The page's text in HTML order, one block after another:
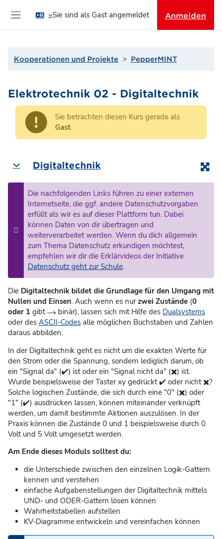
Sie sind als Gast angemeldet Anmelden
Kooperationen und Projekte PepperMINT
Elektrotechnik 02 - Digitaltechnik
Sie betrachten diesen Kurs gerade als
Gast.
Abschnittsübersicht
EinklappenDigitaltechnik
Die nachfolgenden Links führen zu einer externen
Internetseite, die ggf. andere Datenschutzvorgaben
erfüllt als wir es auf dieser Plattform tun. Dabei
können Daten von dir übertragen und
weiterverarbeitet werden. Wenn du dich allgemein
zum Thema Datenschutz erkundigen möchtest,
empfehlen wir dir die Erklärvideos der Initiative
Datenschutz geht zur Schule.
Die Digitaltechnik bildet die Grundlage für den Umgang mit
Nullen und Einsen. Auch wenn es nurzwei Zustände (0
oder 1 gibt binär), lassen sich mit Hilfe des Dualsystems
oder des ASCII-Codes alle möglichen Buchstaben und Zahlen
daraus abbilden.
In der Digitaltechnik geht es nicht um die exakten Werte für
den Strom oder die Spannung, sondern lediglich darum, ob
ein "Signal da" (✔️) ist oder ein "Signal nicht da" (✖️) ist.
Wurde beispielsweise der Taster xy gedrückt ✔️ oder nicht ✖️?
Solche logischen Zustände, die sich durch eine "0" (✖️) oder
"1" (✔️) ausdrücken lassen, können miteinander verknüpft
werden, um damit bestimmte Aktionen auszulösen. In der
Praxis können die Zustände 0 und 1 beispielsweise durch 0
Volt und 5 Volt umgesetzt werden.
Am Ende dieses Moduls solltest du:
die Unterschiede zwischen den einzelnen Logik-Gattern
kennen und verstehen
einfache Aufgabenstellungen der Digitaltechnik mittels
UND- und ODER-Gattern lösen können
Wahrheitstabellen aufstellen
KV-Diagramme entwickeln und vereinfachen können